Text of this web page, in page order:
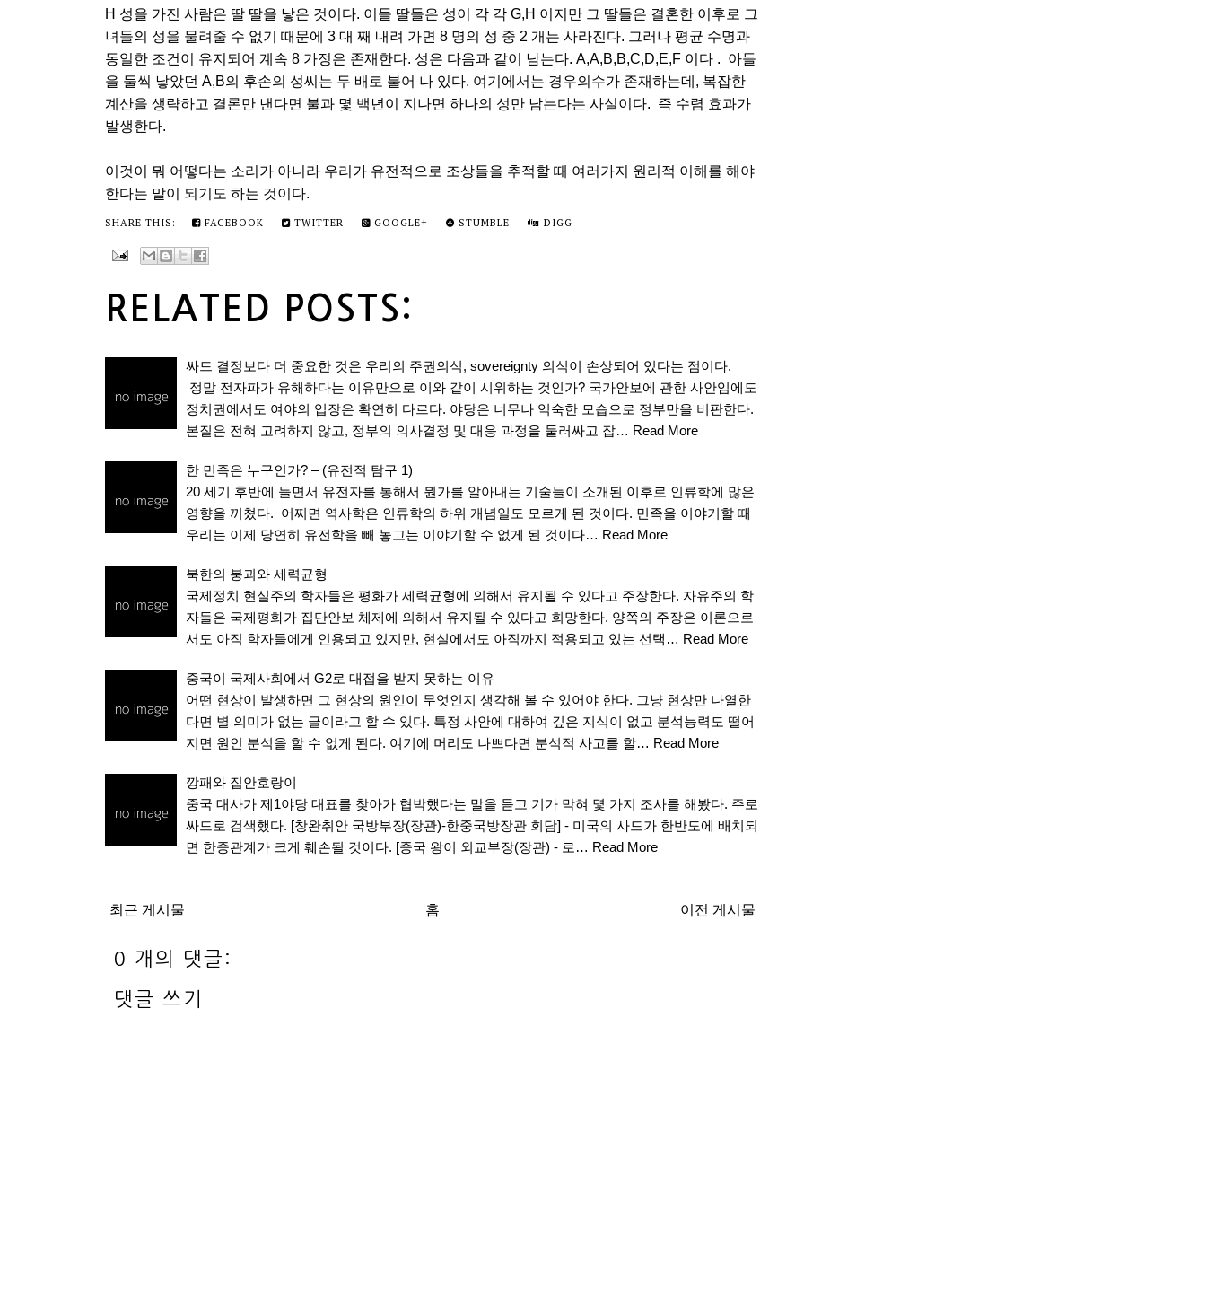
H 성을 가진 사람은 딸 딸을 낳은 것이다. 이들 딸들은 성이 각 각 G,H 이지만 그 딸들은 결혼한 이후로 그
녀들의 성을 물려줄 수 없기 때문에 3 대 째 내려 가면 8 명의 성 중 2 개는 사라진다. 그러나 평균 수명과
동일한 조건이 유지되어 계속 8 가정은 존재한다. 성은 다음과 같이 남는다. A,A,B,B,C,D,E,F 이다 . 아들
을 둘씩 낳았던 A,B의 후손의 성씨는 두 배로 불어 나 있다. 여기에서는 경우의수가 존재하는데, 복잡한
계산을 생략하고 결론만 낸다면 불과 몇 백년이 지나면 하나의 성만 남는다는 사실이다. 즉 수렴 효과가
발생한다.
이것이 뭐 어떻다는 소리가 아니라 우리가 유전적으로 조상들을 추적할 때 여러가지 원리적 이해를 해야
한다는 말이 되기도 하는 것이다.
SHARE THIS: FACEBOOK TWITTER GOOGLE+ STUMBLE DIGG
RELATED POSTS:
싸드 결정보다 더 중요한 것은 우리의 주권의식, sovereignty 의식이 손상되어 있다는 점이다.
정말 전자파가 유해하다는 이유만으로 이와 같이 시위하는 것인가? 국가안보에 관한 사안임에도
정치권에서도 여야의 입장은 확연히 다르다. 야당은 너무나 익숙한 모습으로 정부만을 비판한다.
본질은 전혀 고려하지 않고, 정부의 의사결정 및 대응 과정을 둘러싸고 잡… Read More
한 민족은 누구인가? – (유전적 탐구 1)
20 세기 후반에 들면서 유전자를 통해서 뭔가를 알아내는 기술들이 소개된 이후로 인류학에 많은
영향을 끼쳤다. 어쩌면 역사학은 인류학의 하위 개념일도 모르게 된 것이다. 민족을 이야기할 때
우리는 이제 당연히 유전학을 빼 놓고는 이야기할 수 없게 된 것이다… Read More
북한의 붕괴와 세력균형
국제정치 현실주의 학자들은 평화가 세력균형에 의해서 유지될 수 있다고 주장한다. 자유주의 학
자들은 국제평화가 집단안보 체제에 의해서 유지될 수 있다고 희망한다. 양쪽의 주장은 이론으로
서도 아직 학자들에게 인용되고 있지만, 현실에서도 아직까지 적용되고 있는 선택… Read More
중국이 국제사회에서 G2로 대접을 받지 못하는 이유
어떤 현상이 발생하면 그 현상의 원인이 무엇인지 생각해 볼 수 있어야 한다. 그냥 현상만 나열한
다면 별 의미가 없는 글이라고 할 수 있다. 특정 사안에 대하여 깊은 지식이 없고 분석능력도 떨어
지면 원인 분석을 할 수 없게 된다. 여기에 머리도 나쁘다면 분석적 사고를 할… Read More
깡패와 집안호랑이
중국 대사가 제1야당 대표를 찾아가 협박했다는 말을 듣고 기가 막혀 몇 가지 조사를 해봤다. 주로
싸드로 검색했다. [창완취안 국방부장(장관)-한중국방장관 회담] - 미국의 사드가 한반도에 배치되
면 한중관계가 크게 훼손될 것이다. [중국 왕이 외교부장(장관) - 로… Read More
최근 게시물 이전 게시물
홈
0 개의 댓글:
댓글 쓰기